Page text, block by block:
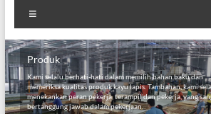
bisa
Produk
Kami selalu berhati-hati dalam memilih bahan baku dan
memeriksa kualitas produk kayu lapis. Tambahan, kami
menekankan peran pekerja, terampil dan pekerja, yang
bertanggung jawab dalam pekerjaan.